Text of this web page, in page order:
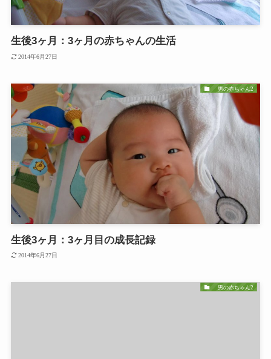
生後3ヶ月：3ヶ月の赤ちゃんの生活
2014年6月27日
男の赤ちゃん2
生後3ヶ月：3ヶ月目の成長記録
2014年6月27日
男の赤ちゃん2